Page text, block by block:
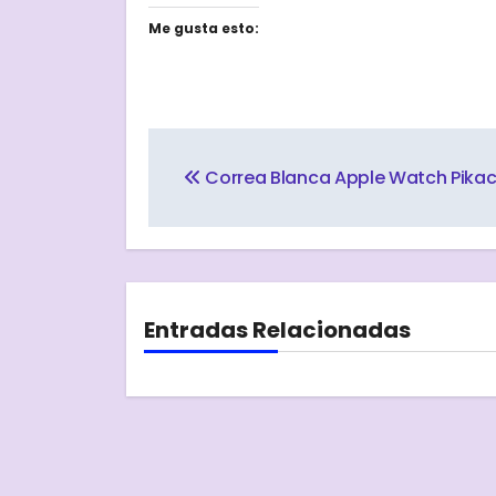
Me gusta esto:
de
entradas
Correa Blanca Apple Watch
Entradas Relacionadas